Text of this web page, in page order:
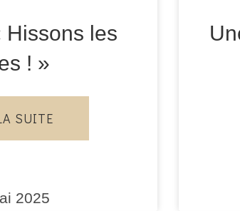
Hissons les
! »
SUITE
2025